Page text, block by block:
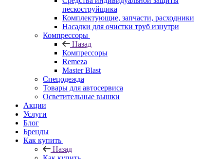
пескоструйщика
Комплектующие, запчасти, расходники
Насадки для очистки труб изнутри
Компрессоры
Назад
Компрессоры
Remeza
Master Blast
Спецодежда
Товары для автосервиса
Осветительные вышки
Акции
Услуги
Блог
Бренды
Как купить
Назад